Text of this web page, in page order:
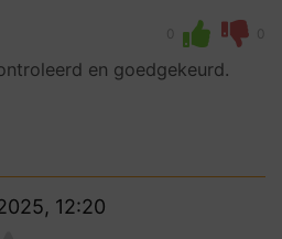
0 0
en goedgekeurd.
12:20